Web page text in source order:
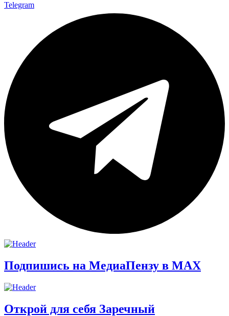
Telegram
Подпишись на МедиаПензу в МАХ
Открой для себя Заречный